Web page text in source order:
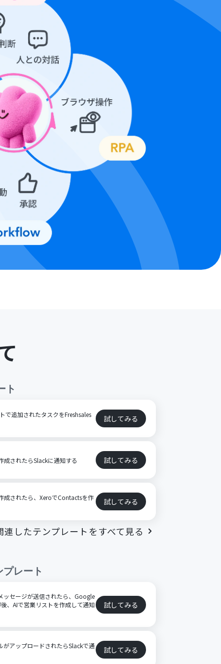
ト
で追加されたタスクをFreshsales 試してみる
成されたらSlackに通知する 試してみる
成されたら、XeroでContactsを作 試してみる
連したテンプレートをすべて見る
レート
ッセージが送信されたら、Google
、AIで営業リストを作成して通知
試してみる
がアップロードされたらSlackで通 試してみる